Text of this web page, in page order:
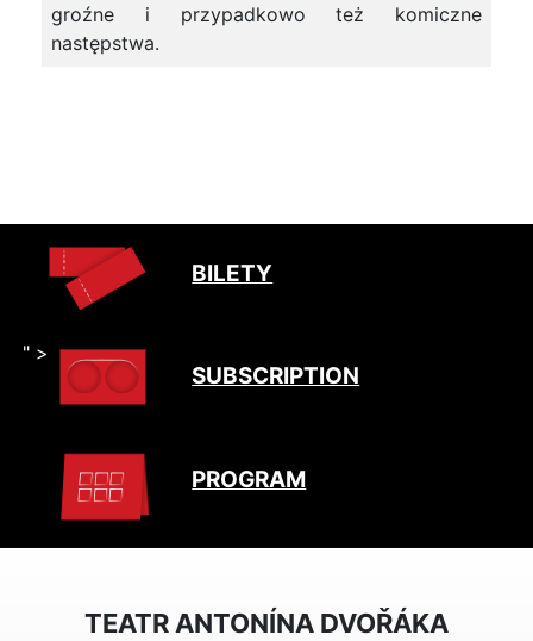
groźne i przypadkowo też komiczne
następstwa.
BILETY
" >
SUBSCRIPTION
PROGRAM
TEATR ANTONÍNA DVOŘÁKA